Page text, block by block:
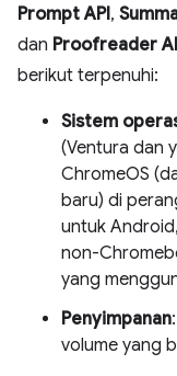
Prompt API,
dan Proofreader
berikut terpenuhi:
Sistem
(Ventura dan
ChromeOS
baru) di
untuk
non-
yang
Penyimpanan
volume yang